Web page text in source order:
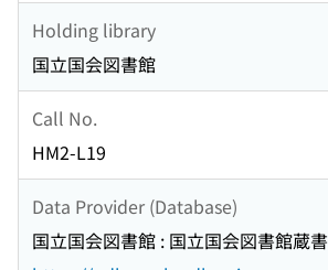
Holding library
国立国会図書館
Call No.
HM2-L19
Data Provider (Database)
国立国会図書館 : 国立国会図書館蔵書